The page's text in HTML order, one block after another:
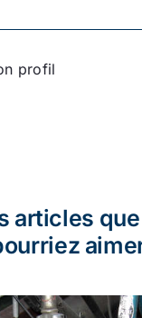
profil
articles